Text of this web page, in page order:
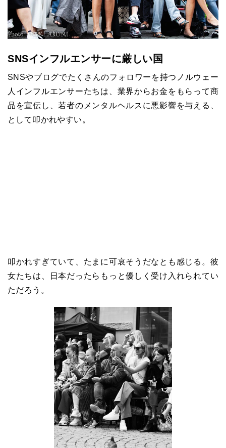
SNSインフルエンサーに厳しい国
SNSやブログでたくさんのフォロワーを持つノルウェー
人インフルエンサーたちは、業界からお金をもらって商
品を宣伝し、若者のメンタルヘルスに悪影響を与える、
として叩かれやすい。
叩かれすぎていて、たまに可哀そうだなとも感じる。彼
女たちは、日本だったらもっと優しく受け入れられてい
ただろう。